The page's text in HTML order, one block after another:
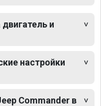
и
настройки
Commander в